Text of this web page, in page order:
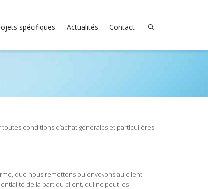
spécifiques Actualités Contact
conditions d’achat générales et particulières
que nous remettons ou envoyons au client
de la part du client, qui ne peut les